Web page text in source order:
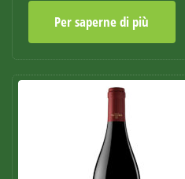
Per saperne di più